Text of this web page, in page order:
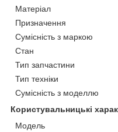
Матеріал
Призначення
Сумісність з маркою
Стан
Тип запчастини
Тип техніки
Сумісність з моделлю
Користувальницькі
Мoдель